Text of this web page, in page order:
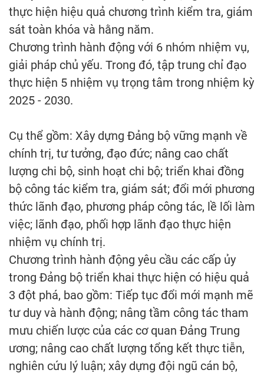
thực hiện hiệu quả chương trình kiểm tra, giám
sát toàn khóa và hằng năm.
Chương trình hành động với 6 nhóm nhiệm vụ,
giải pháp chủ yếu. Trong đó, tập trung chỉ đạo
thực hiện 5 nhiệm vụ trọng tâm trong nhiệm kỳ
2025 - 2030.
Cụ thể gồm: Xây dựng Đảng bộ vững mạnh về
chính trị, tư tưởng, đạo đức; nâng cao chất
lượng chi bộ, sinh hoạt chi bộ; triển khai đồng
bộ công tác kiểm tra, giám sát; đổi mới phương
thức lãnh đạo, phương pháp công tác, lề lối làm
việc; lãnh đạo, phối hợp lãnh đạo thực hiện
nhiệm vụ chính trị.
Chương trình hành động yêu cầu các cấp ủy
trong Đảng bộ triển khai thực hiện có hiệu quả
3 đột phá, bao gồm: Tiếp tục đổi mới mạnh mẽ
tư duy và hành động; nâng tầm công tác tham
mưu chiến lược của các cơ quan Đảng Trung
ương; nâng cao chất lượng tổng kết thực tiễn,
nghiên cứu lý luận; xây dựng đội ngũ cán bộ,